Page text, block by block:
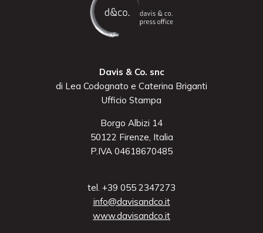
Davis & Co. snc
di Lea Codognato e Caterina Briganti
Ufficio Stampa
Borgo Albizi 14
50122 Firenze, Italia
P.IVA 04618670485
tel. +39 055 2347273
info@davisandco.it
www.davisandco.it